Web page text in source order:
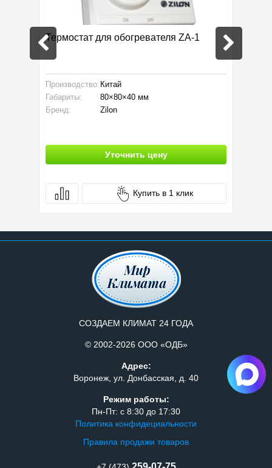
Термостат для обогревателя ZA-1
Производство: Китай
Габариты:
80×80×40 мм
Бренд:
Zilon
Уточнить цену
Купить в 1 клик
СОЗДАЕМ КЛИМАТ 24 ГОДА
© 2002-2026 ООО «ОДБ»
Адрес:
Воронеж, ул. Донбасская, д. 40
Режим работы:
Пн-Пт: с 8:30 до 17:30
Политика конфидециальности
Правила продажи товаров